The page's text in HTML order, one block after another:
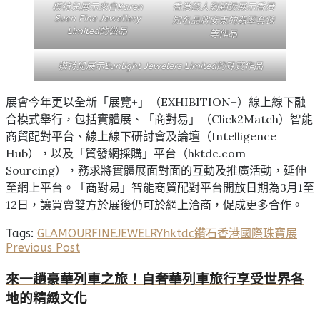
模特兒展示來自Karen
Suen Fine Jewellery
Limited的做品
香港藝人劉穎鏇展示香港
知名品牌安東的翡翠套鍊
等作品
模特兒展示Sunlight Jewelers Limited的珠寶作品
展會今年更以全新「展覽+」（EXHIBITION+）線上線下融
合模式舉行，包括實體展、「商對易」（Click2Match）智能
商貿配對平台、線上線下研討會及論壇（Intelligence
Hub），以及「貿發網採購」平台（hktdc.com
Sourcing），務求將實體展面對面的互動及推廣活動，延伸
至網上平台。「商對易」智能商貿配對平台開放日期為3月1至
12日，讓買賣雙方於展後仍可於網上洽商，促成更多合作。
Tags: GLAMOURFINEJEWELRYhktdc鑽石香港國際珠寶展
Previous Post
來一趟豪華列車之旅！自奢華列車旅行享受世界各
地的精緻文化